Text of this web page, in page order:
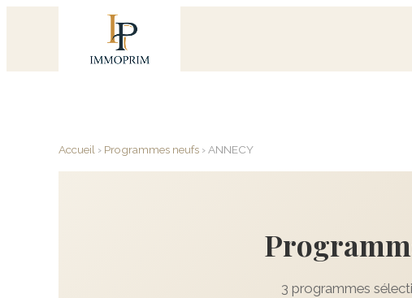
Accueil › Programmes neufs › ANNECY
3 programmes